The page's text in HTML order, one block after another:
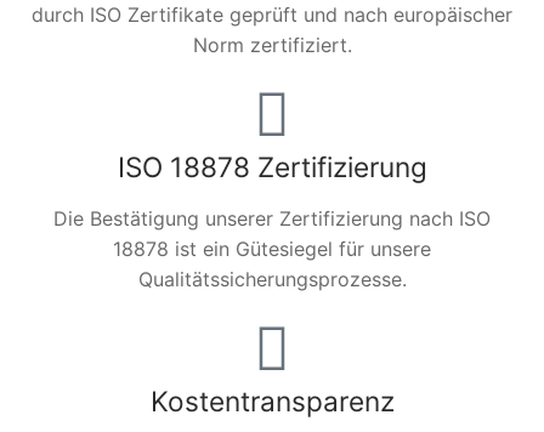
durch ISO Zertifikate geprüft und nach europäischer
Norm zertifiziert.
ISO 18878 Zertifizierung
Die Bestätigung unserer Zertifizierung nach ISO
18878 ist ein Gütesiegel für unsere
Qualitätssicherungsprozesse.
Kostentransparenz